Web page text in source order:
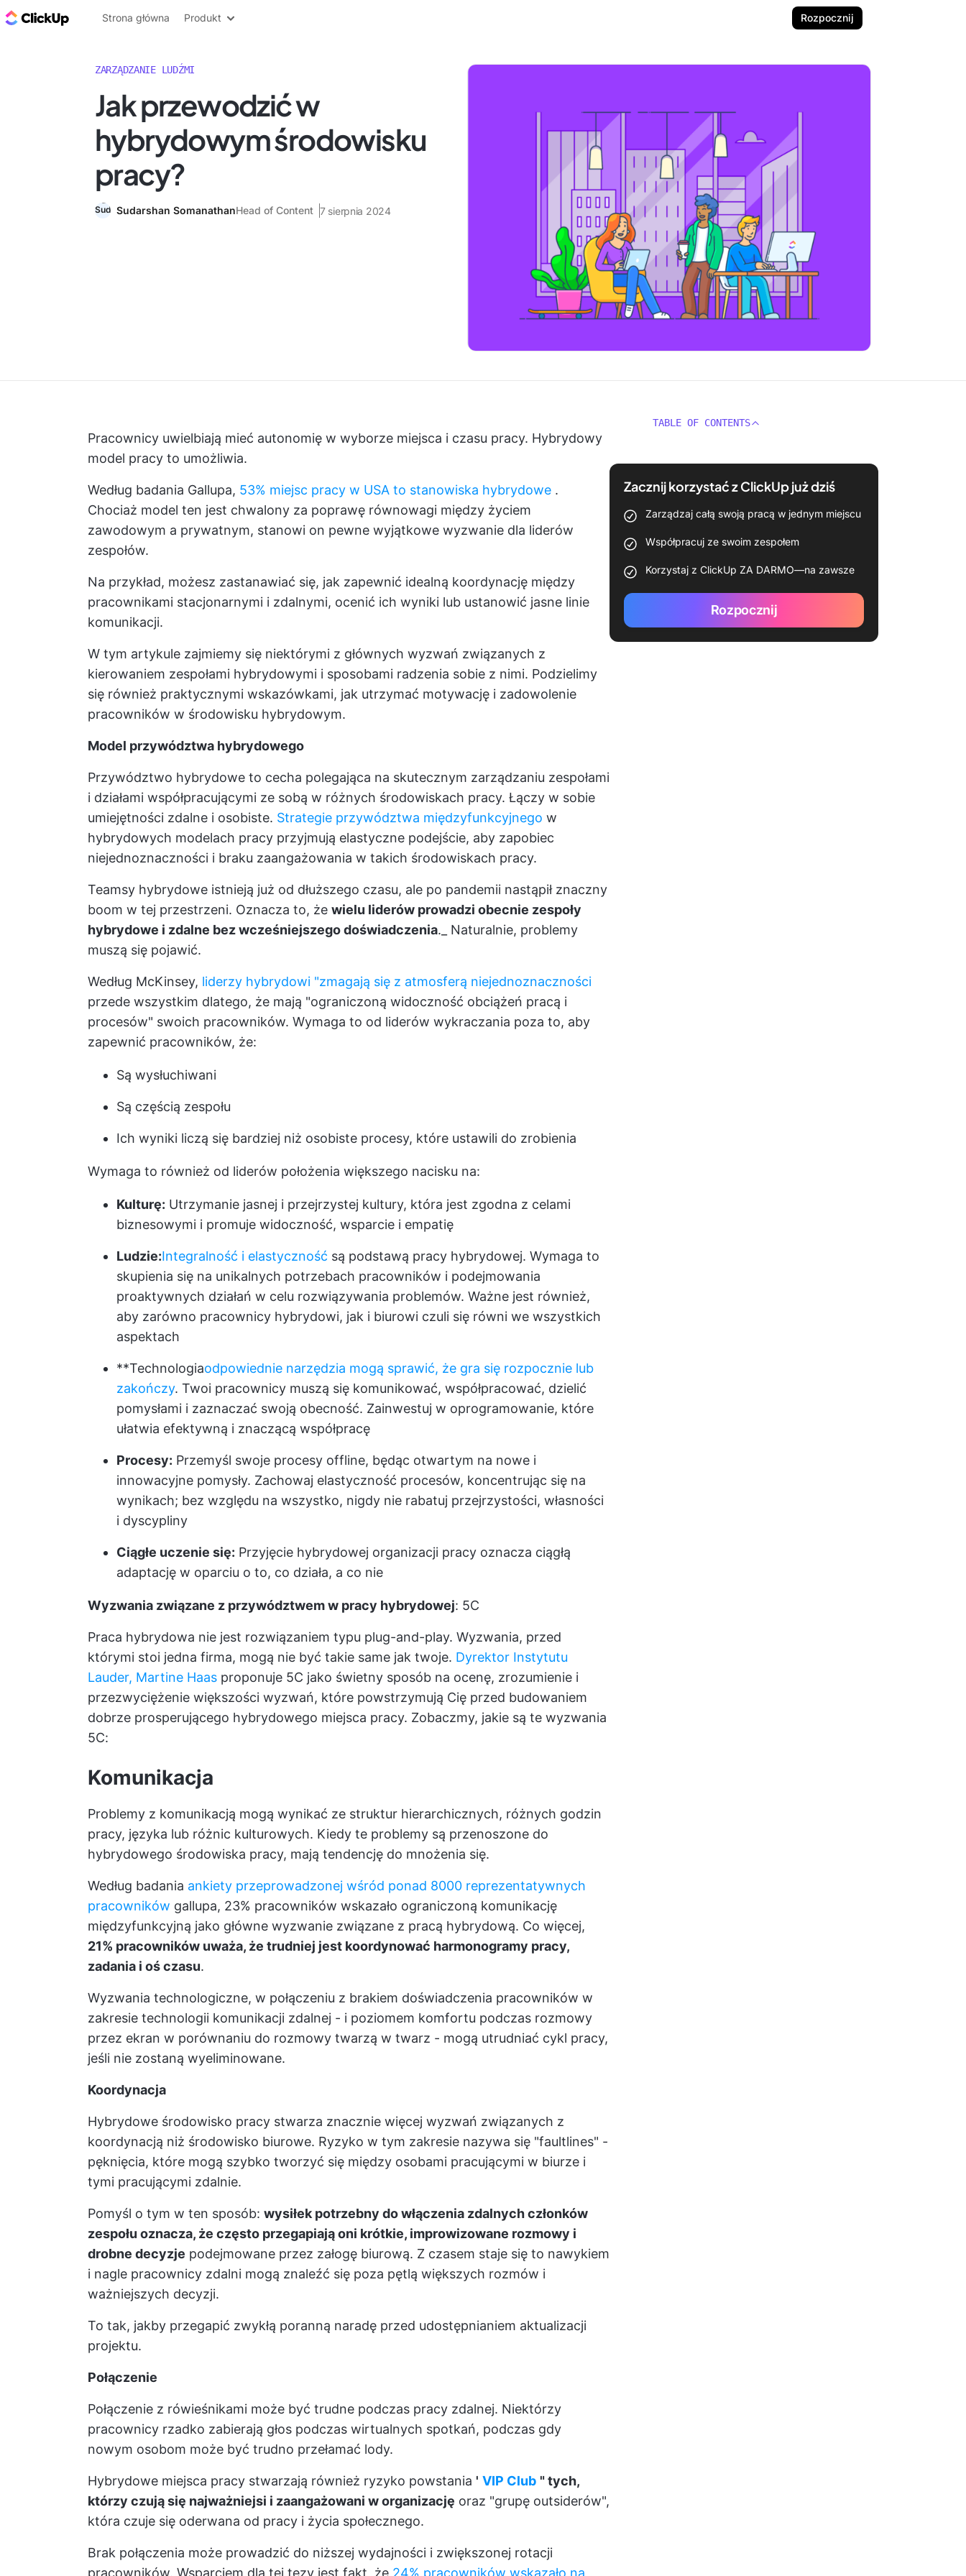
ClickUp Blog
Strona główna Produkt Rozpocznij
ZARZĄDZANIE LUDŹMI
Jak przewodzić w
hybrydowym środowisku
pracy?
Sudarshan SomanathanHead of Content 7 sierpnia 2024
Pracownicy uwielbiają mieć autonomię w wyborze miejsca i czasu pracy. Hybrydowy
model pracy to umożliwia.
Według badania Gallupa, 53% miejsc pracy w USA to stanowiska hybrydowe .
Chociaż model ten jest chwalony za poprawę równowagi między życiem
zawodowym a prywatnym, stanowi on pewne wyjątkowe wyzwanie dla liderów
zespołów.
Na przykład, możesz zastanawiać się, jak zapewnić idealną koordynację między
pracownikami stacjonarnymi i zdalnymi, ocenić ich wyniki lub ustanowić jasne linie
komunikacji.
W tym artykule zajmiemy się niektórymi z głównych wyzwań związanych z
kierowaniem zespołami hybrydowymi i sposobami radzenia sobie z nimi. Podzielimy
się również praktycznymi wskazówkami, jak utrzymać motywację i zadowolenie
pracowników w środowisku hybrydowym.
Model przywództwa hybrydowego
Przywództwo hybrydowe to cecha polegająca na skutecznym zarządzaniu zespołami
i działami współpracującymi ze sobą w różnych środowiskach pracy. Łączy w sobie
umiejętności zdalne i osobiste. Strategie przywództwa międzyfunkcyjnego w
hybrydowych modelach pracy przyjmują elastyczne podejście, aby zapobiec
niejednoznaczności i braku zaangażowania w takich środowiskach pracy.
Teamsy hybrydowe istnieją już od dłuższego czasu, ale po pandemii nastąpił znaczny
boom w tej przestrzeni. Oznacza to, że wielu liderów prowadzi obecnie zespoły
hybrydowe i zdalne bez wcześniejszego doświadczenia._ Naturalnie, problemy
muszą się pojawić.
Według McKinsey, liderzy hybrydowi "zmagają się z atmosferą niejednoznaczności
przede wszystkim dlatego, że mają "ograniczoną widoczność obciążeń pracą i
procesów" swoich pracowników. Wymaga to od liderów wykraczania poza to, aby
zapewnić pracowników, że:
Są wysłuchiwani
Są częścią zespołu
Ich wyniki liczą się bardziej niż osobiste procesy, które ustawili do zrobienia
Wymaga to również od liderów położenia większego nacisku na:
Kulturę: Utrzymanie jasnej i przejrzystej kultury, która jest zgodna z celami
biznesowymi i promuje widoczność, wsparcie i empatię
Ludzie:Integralność i elastyczność są podstawą pracy hybrydowej. Wymaga to
skupienia się na unikalnych potrzebach pracowników i podejmowania
proaktywnych działań w celu rozwiązywania problemów. Ważne jest również,
aby zarówno pracownicy hybrydowi, jak i biurowi czuli się równi we wszystkich
aspektach
**Technologiaodpowiednie narzędzia mogą sprawić, że gra się rozpocznie lub
zakończy. Twoi pracownicy muszą się komunikować, współpracować, dzielić
pomysłami i zaznaczać swoją obecność. Zainwestuj w oprogramowanie, które
ułatwia efektywną i znaczącą współpracę
Procesy: Przemyśl swoje procesy offline, będąc otwartym na nowe i
innowacyjne pomysły. Zachowaj elastyczność procesów, koncentrując się na
wynikach; bez względu na wszystko, nigdy nie rabatuj przejrzystości, własności
i dyscypliny
Ciągłe uczenie się: Przyjęcie hybrydowej organizacji pracy oznacza ciągłą
adaptację w oparciu o to, co działa, a co nie
Wyzwania związane z przywództwem w pracy hybrydowej: 5C
Praca hybrydowa nie jest rozwiązaniem typu plug-and-play. Wyzwania, przed
którymi stoi jedna firma, mogą nie być takie same jak twoje. Dyrektor Instytutu
Lauder, Martine Haas proponuje 5C jako świetny sposób na ocenę, zrozumienie i
przezwyciężenie większości wyzwań, które powstrzymują Cię przed budowaniem
dobrze prosperującego hybrydowego miejsca pracy. Zobaczmy, jakie są te wyzwania
5C:
Komunikacja
Problemy z komunikacją mogą wynikać ze struktur hierarchicznych, różnych godzin
pracy, języka lub różnic kulturowych. Kiedy te problemy są przenoszone do
hybrydowego środowiska pracy, mają tendencję do mnożenia się.
Według badania ankiety przeprowadzonej wśród ponad 8000 reprezentatywnych
pracowników gallupa, 23% pracowników wskazało ograniczoną komunikację
międzyfunkcyjną jako główne wyzwanie związane z pracą hybrydową. Co więcej,
21% pracowników uważa, że trudniej jest koordynować harmonogramy pracy,
zadania i oś czasu.
Wyzwania technologiczne, w połączeniu z brakiem doświadczenia pracowników w
zakresie technologii komunikacji zdalnej - i poziomem komfortu podczas rozmowy
przez ekran w porównaniu do rozmowy twarzą w twarz - mogą utrudniać cykl pracy,
jeśli nie zostaną wyeliminowane.
Koordynacja
Hybrydowe środowisko pracy stwarza znacznie więcej wyzwań związanych z
koordynacją niż środowisko biurowe. Ryzyko w tym zakresie nazywa się "faultlines" -
pęknięcia, które mogą szybko tworzyć się między osobami pracującymi w biurze i
tymi pracującymi zdalnie.
Pomyśl o tym w ten sposób: wysiłek potrzebny do włączenia zdalnych członków
zespołu oznacza, że często przegapiają oni krótkie, improwizowane rozmowy i
drobne decyzje podejmowane przez załogę biurową. Z czasem staje się to nawykiem
i nagle pracownicy zdalni mogą znaleźć się poza pętlą większych rozmów i
ważniejszych decyzji.
To tak, jakby przegapić zwykłą poranną naradę przed udostępnianiem aktualizacji
projektu.
Połączenie
Połączenie z rówieśnikami może być trudne podczas pracy zdalnej. Niektórzy
pracownicy rzadko zabierają głos podczas wirtualnych spotkań, podczas gdy
nowym osobom może być trudno przełamać lody.
Hybrydowe miejsca pracy stwarzają również ryzyko powstania ' VIP Club " tych,
którzy czują się najważniejsi i zaangażowani w organizację oraz "grupę outsiderów",
która czuje się oderwana od pracy i życia społecznego.
Brak połączenia może prowadzić do niższej wydajności i zwiększonej rotacji
pracowników. Wsparciem dla tej tezy jest fakt, że 24% pracowników wskazało na
TABLE OF CONTENTS
Zacznij korzystać z ClickUp już dziś
Zarządzaj całą swoją pracą w jednym miejscu
Współpracuj ze swoim zespołem
Korzystaj z ClickUp ZA DARMO—na zawsze
Rozpocznij